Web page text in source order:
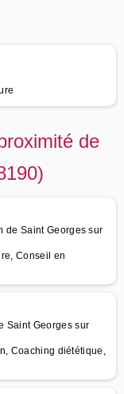
de
de Saint Georges sur
Conseil en
Saint Georges sur
Coaching diététique,